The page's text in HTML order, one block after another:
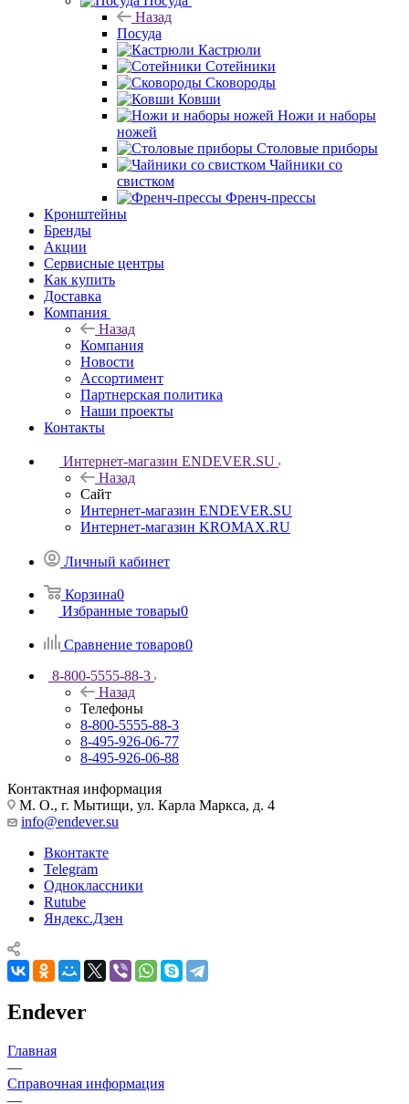
Назад
Посуда
Кастрюли
Сотейники
Сковороды
Ковши
Ножи и наборы
ножей
Столовые приборы
Чайники со
свистком
Френч-прессы
Кронштейны
Бренды
Акции
Сервисные центры
Как купить
Доставка
Компания
Назад
Компания
Новости
Ассортимент
Партнерская политика
Наши проекты
Контакты
Интернет-магазин ENDEVER.SU
Назад
Сайт
Интернет-магазин ENDEVER.SU
Интернет-магазин KROMAX.RU
Личный кабинет
Корзина0
Избранные товары0
Сравнение товаров0
8-800-5555-88-3
Назад
Телефоны
8-800-5555-88-3
8-495-926-06-77
8-495-926-06-88
Контактная информация
М. О., г. Мытищи, ул. Карла Маркса, д. 4
info@endever.su
Вконтакте
Telegram
Одноклассники
Rutube
Яндекс.Дзен
Endever
Главная
—
Справочная информация
—